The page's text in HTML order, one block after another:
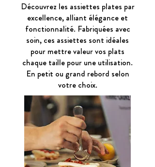
Découvrez les assiettes plates par
excellence, alliant élégance et
fonctionnalité. Fabriquées avec
soin, ces assiettes sont idéales
pour mettre valeur vos plats
chaque taille pour une utilisation.
En petit ou grand rebord selon
votre choix.